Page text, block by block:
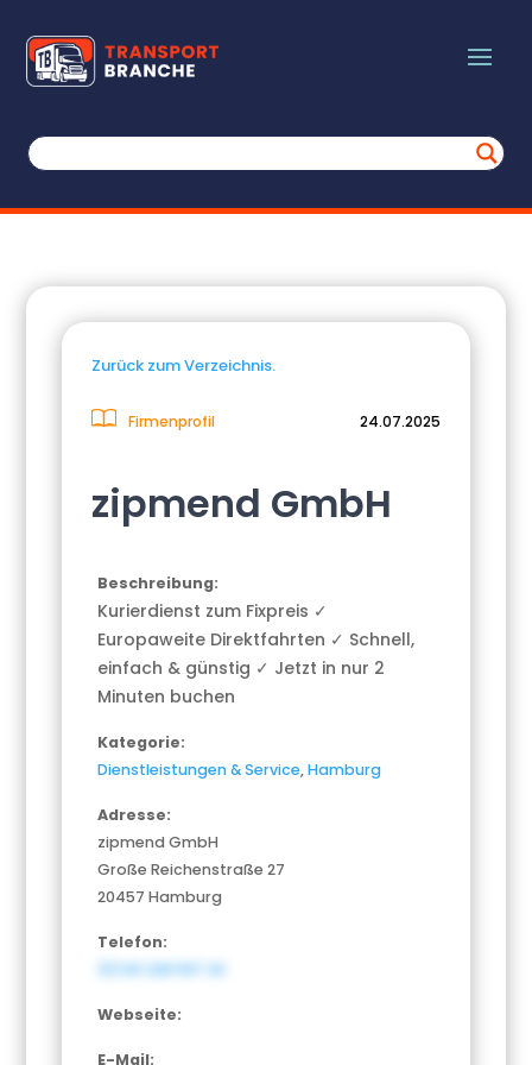
Zurück zum Verzeichnis.
Firmenprofil 24.07.2025
zipmend GmbH
Beschreibung:
Kurierdienst zum Fixpreis ✓
Europaweite Direktfahrten ✓ Schnell,
einfach & günstig ✓ Jetzt in nur 2
Minuten buchen
Kategorie:
Dienstleistungen & Service,Hamburg
Adresse:
zipmend GmbH
Große Reichenstraße 27
20457 Hamburg
Telefon:
(0)40 228 597 20
Webseite:
E-Mail: